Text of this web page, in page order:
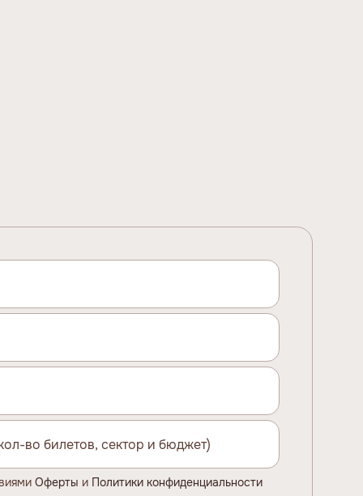
Оферты и Политики конфиденциальности